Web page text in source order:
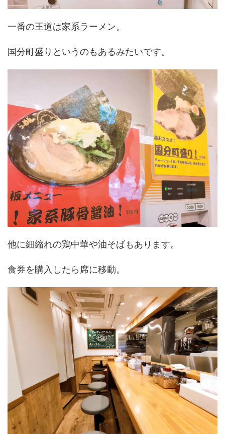
一番の王道は家系ラーメン。
国分町盛りというのもあるみたいです。
他に細縮れの鶏中華や油そばもあります。
食券を購入したら席に移動。